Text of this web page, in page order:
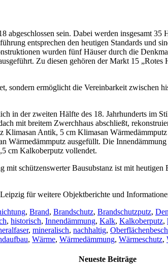
sein. Dabei werden insgesamt 35
entsprechen den heutigen Standards und
wurden fünf Häuser durch die
Zu diesen gehören der Markt 15 „Rotes
ermöglicht die Vereinbarkeit zwischen
in der zweiten Hälfte des 18. Jahrhunderts im
mit breitem Zwerchhaus abschließt,
Antik, 5 cm Klimasan
Wärmedämmputz ausgefüllt. Die
cm Kalkoberputz vollendet.
schützenswerter Bausubstanz ist mit heutigen
für weitere Objektberichte und
, Brand, Brandschutz, Brandschutzputz,
, historisch, Innendämmung, Kalk, Kalkoberputz,
, mineralisch, nachhaltig,
, Wärme, Wärmedämmung, Wärmeschutz,
Neueste Beiträge